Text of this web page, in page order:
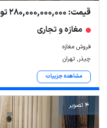
قیمت: 280,000,000,000 تومان
مغازه و تجاری
فروش مغازه
چیذر, تهران
مشاهده جزییات
4 تصویر